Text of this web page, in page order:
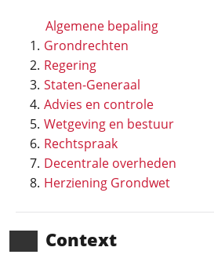
Algemene bepaling
Grondrechten
Regering
Staten-Generaal
Advies en controle
Wetgeving en bestuur
Rechtspraak
Decentrale overheden
Herziening Grondwet
Context